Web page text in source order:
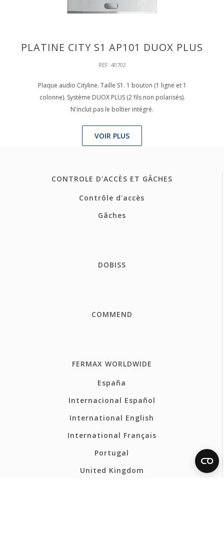
PLATINE CITY S1 AP101 DUOX PLUS
REF: 40702
Plaque audio Cityline. Taille S1. 1 bouton (1 ligne et 1
colonne). Système DUOX PLUS (2 fils non polarisés).
N'inclut pas le boîtier intégré.
VOIR PLUS
CONTROLE D'ACCÈS ET GÂCHES
Contrôle d'accès
Gâches
DOBISS
COMMEND
FERMAX WORLDWIDE
España
Internacional Español
International English
International Français
Portugal
United Kingdom